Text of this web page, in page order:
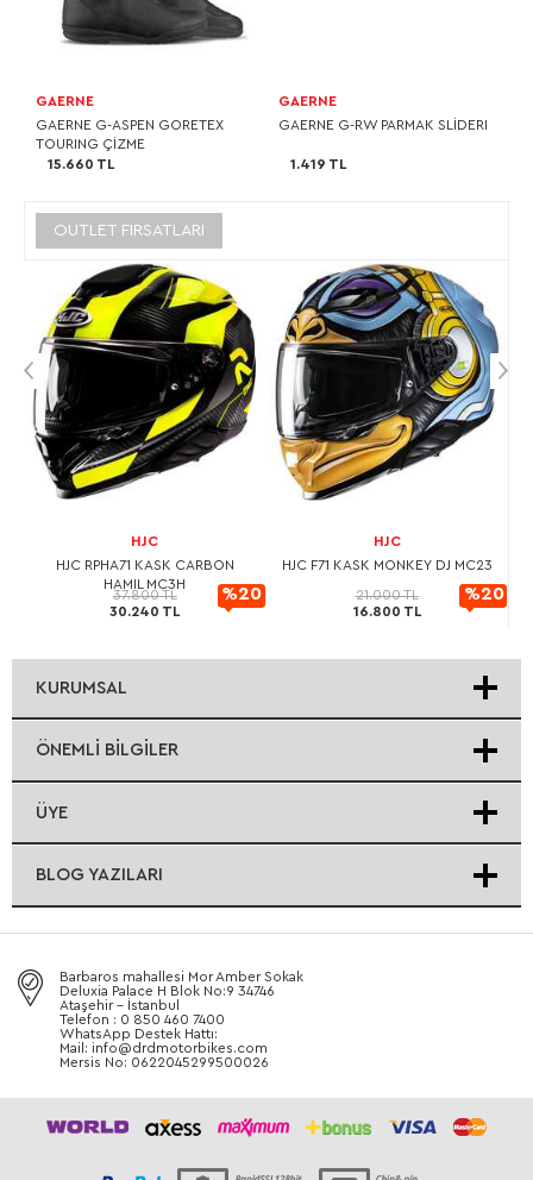
GAERNE
GAERNE G-ASPEN GORETEX
TOURING ÇİZME
15.660 TL
GAERNE
GAERNE G-RW PARMAK SLİDERI
1.419 TL
OUTLET FIRSATLARI
HJC
HJC RPHA71 KASK CARBON
HAMIL MC3H
37.800 TL
30.240 TL
%20
İndirimli
HJC
HJC F71 KASK MONKEY DJ MC23
21.000 TL
16.800 TL
%20
İndirimli
KURUMSAL
ÖNEMLI BILGILER
ÜYE
BLOG YAZILARI
Barbaros mahallesi Mor Amber Sokak
Deluxia Palace H Blok No:9 34746
Ataşehir - İstanbul
Telefon : 0 850 460 7400
WhatsApp Destek Hattı:
Mail: info@drdmotorbikes.com
Mersis No: 0622045299500026